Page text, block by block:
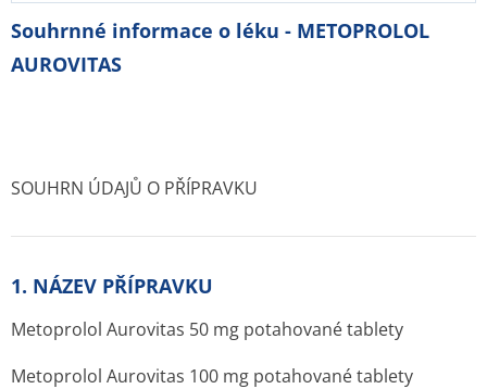
Souhrnné informace o léku - METOPROLOL
AUROVITAS
SOUHRN ÚDAJŮ O PŘÍPRAVKU
1. NÁZEV PŘÍPRAVKU
Metoprolol Aurovitas 50 mg potahované tablety
Metoprolol Aurovitas 100 mg potahované tablety